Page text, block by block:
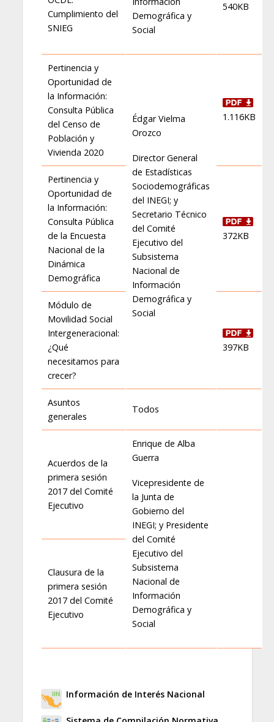
Demográfica y
Social
Cumplimiento del
SNIEG
540KB
Pertinencia y
Oportunidad de
la Información:
Consulta Pública
del Censo de
Población y
Vivienda 2020
Édgar Vielma
Orozco
Director General
de Estadísticas
Sociodemográficas
del INEGI; y
Secretario Técnico
del Comité
Ejecutivo del
Subsistema
Nacional de
Información
Demográfica y
Social
1.116KB
Pertinencia y
Oportunidad de
la Información:
Consulta Pública
de la Encuesta
Nacional de la
Dinámica
Demográfica
372KB
Módulo de
Movilidad Social
Intergeneracional:
¿Qué
necesitamos para
crecer?
397KB
Asuntos
generales
Todos
Acuerdos de la
primera sesión
2017 del Comité
Ejecutivo
Enrique de Alba
Guerra
Vicepresidente de
la Junta de
Gobierno del
INEGI; y Presidente
del Comité
Ejecutivo del
Subsistema
Nacional de
Información
Demográfica y
Social
Clausura de la
primera sesión
2017 del Comité
Ejecutivo
Información de Interés Nacional